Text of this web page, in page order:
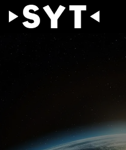
Se rendre au contenu